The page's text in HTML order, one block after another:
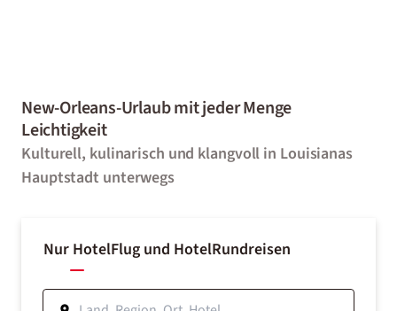
New-Orleans-Urlaub mit jeder Menge
Leichtigkeit
Kulturell, kulinarisch und klangvoll in Louisianas
Hauptstadt unterwegs
Nur HotelFlug und HotelRundreisen